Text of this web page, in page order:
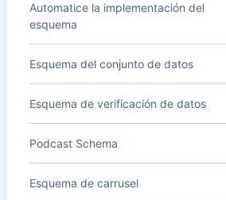
Automatice la implementación del
esquema
Esquema del conjunto de datos
Esquema de verificación de datos
Podcast Schema
Esquema de carrusel